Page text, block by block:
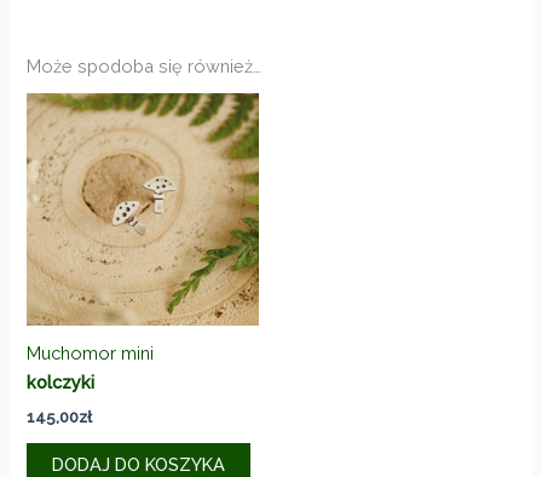
Może spodoba się również…
Muchomor mini
kolczyki
145,00zł
DODAJ DO KOSZYKA